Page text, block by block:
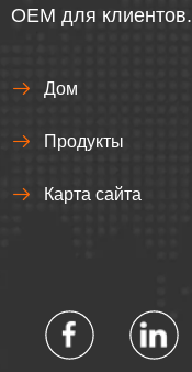
OEM для клиентов.
Дом
Продукты
Карта сайта